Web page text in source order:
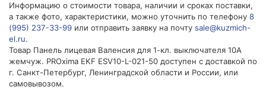
Информацию о стоимости товара, наличии и сроках поставки,
а также фото, характеристики, можно уточнить по телефону 8
(995) 237-33-99 или отправить заявку на почту sale@kuzmich-
el.ru.
Товар Панель лицевая Валенсия для 1-кл. выключателя 10А
жемчуж. PROxima EKF ESV10-L-021-50 доступен с доставкой по
г. Санкт-Петербург, Ленинградской области и России, или
самовывозом.